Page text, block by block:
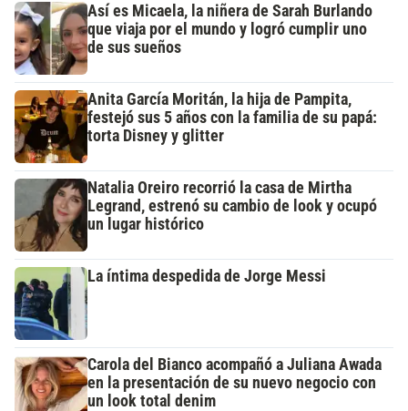
Así es Micaela, la niñera de Sarah Burlando
que viaja por el mundo y logró cumplir uno
de sus sueños
Anita García Moritán, la hija de Pampita,
festejó sus 5 años con la familia de su papá:
torta Disney y glitter
Natalia Oreiro recorrió la casa de Mirtha
Legrand, estrenó su cambio de look y ocupó
un lugar histórico
La íntima despedida de Jorge Messi
Carola del Bianco acompañó a Juliana Awada
en la presentación de su nuevo negocio con
un look total denim